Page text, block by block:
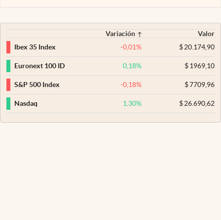
Variación
Valor
Ibex 35 Index
-0,01% $20.174,90
Euronext 100 ID 0,18% $1969,10
S&P 500 Index -0,18% $7709,96
Nasdaq 1,30% $26.690,62